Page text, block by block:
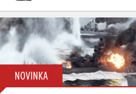
NOVINKA